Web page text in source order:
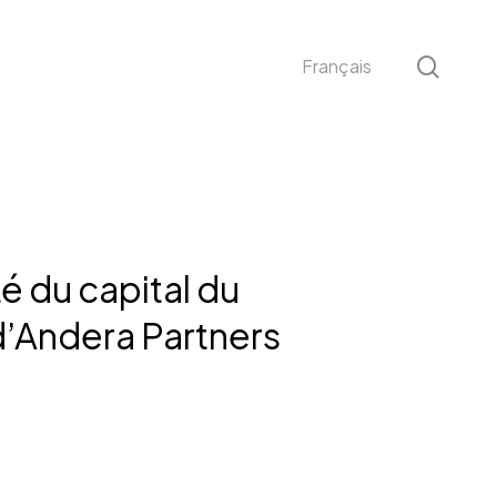
Français
du capital du
Partners